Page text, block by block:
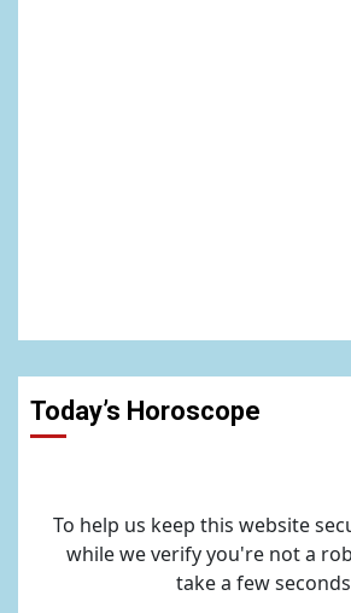
Today’s Horoscope